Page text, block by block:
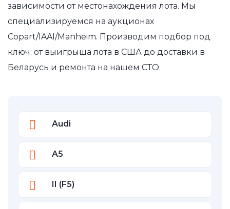
зависимости от местонахождения лота. Мы
специализируемся на аукционах
Copart/IAAI/Manheim. Производим подбор под
ключ: от выигрыша лота в США до доставки в
Беларусь и ремонта на нашем СТО.
Audi
A5
II (F5)